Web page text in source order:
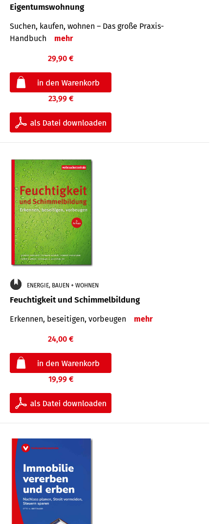
Eigentumswohnung
Suchen, kaufen, wohnen – Das große Praxis-
Handbuch
mehr
29,90 €
23,99 €
ENERGIE, BAUEN + WOHNEN
Feuchtigkeit und Schimmelbildung
Erkennen, beseitigen, vorbeugen mehr
24,00 €
19,99 €